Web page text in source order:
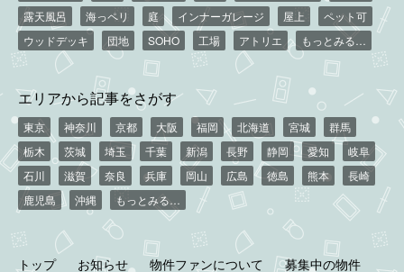
露天風呂
海っペリ 庭 インナーガレージ 屋上
ペット可
ウッドデッキ
団地 SOHO 工場 アトリエ もっとみる…
エリアから記事をさがす
東京 神奈川 京都 大阪 福岡 北海道 宮城
群馬
栃木
茨城 埼玉 千葉 新潟 長野 静岡 愛知
岐阜
石川
滋賀 奈良 兵庫 岡山 広島 徳島 熊本
長崎
鹿児島
沖縄 もっとみる…
トップ お知らせ 物件ファンについて 募集中の物件